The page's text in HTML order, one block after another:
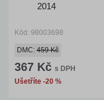
2014
Kód: 98003698
DMC: 459 Kč
367 Kč s DPH
Ušetříte -20 %